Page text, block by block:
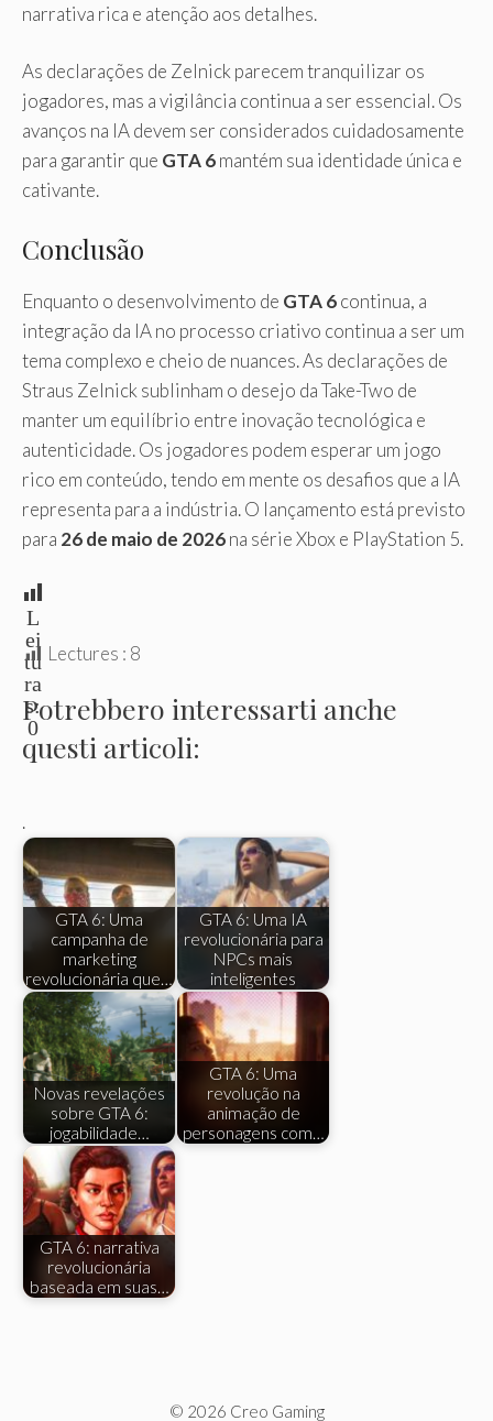
narrativa rica e atenção aos detalhes.
As declarações de Zelnick parecem tranquilizar os
jogadores, mas a vigilância continua a ser essencial. Os
avanços na IA devem ser considerados cuidadosamente
para garantir que GTA 6mantém sua identidade única e
cativante.
Conclusão
Enquanto o desenvolvimento de GTA 6continua, a
integração da IA ​​no processo criativo continua a ser um
tema complexo e cheio de nuances. As declarações de
Straus Zelnick sublinham o desejo da Take-Two de
manter um equilíbrio entre inovação tecnológica e
autenticidade. Os jogadores podem esperar um jogo
rico em conteúdo, tendo em mente os desafios que a IA
representa para a indústria. O lançamento está previsto
para 26 de maio de 2026na série Xbox e PlayStation 5.
L
ei
tu
ra
s:
0
Lectures : 8
Potrebbero interessarti anche
questi articoli:
.
GTA 6: Uma
campanha de
marketing
revolucionária que…
GTA 6: Uma IA
revolucionária para
NPCs mais
inteligentes
Novas revelações
sobre GTA 6:
jogabilidade…
GTA 6: Uma
revolução na
animação de
personagens com…
GTA 6: narrativa
revolucionária
baseada em suas…
© 2026 Creo Gaming